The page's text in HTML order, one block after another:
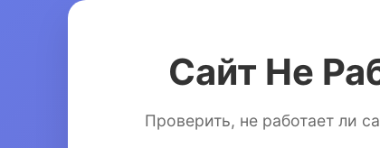
Сайт Не
Проверить, не работает ли